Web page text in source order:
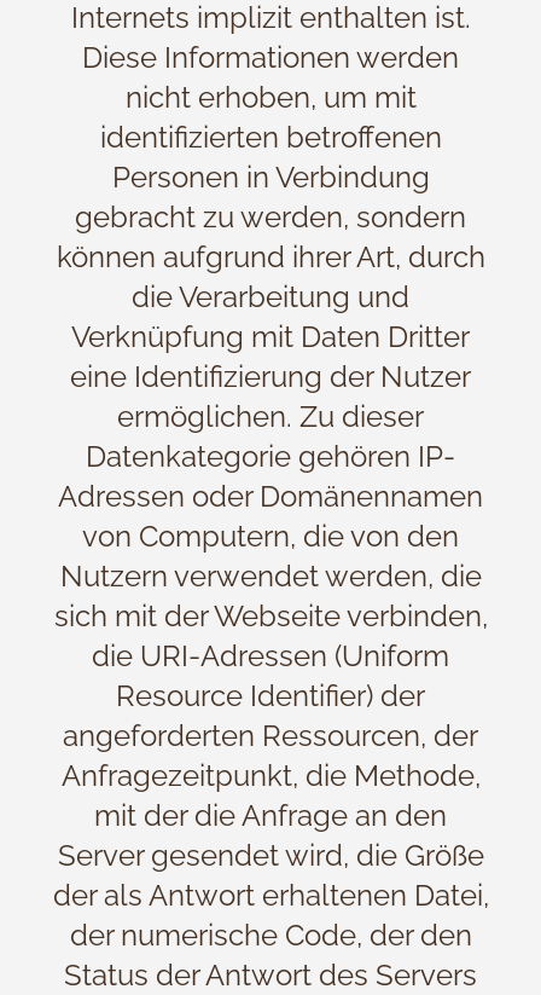
Internets implizit enthalten ist.
Diese Informationen werden
nicht erhoben, um mit
identifizierten betroffenen
Personen in Verbindung
gebracht zu werden, sondern
können aufgrund ihrer Art, durch
die Verarbeitung und
Verknüpfung mit Daten Dritter
eine Identifizierung der Nutzer
ermöglichen. Zu dieser
Datenkategorie gehören IP-
Adressen oder Domänennamen
von Computern, die von den
Nutzern verwendet werden, die
sich mit der Webseite verbinden,
die URI-Adressen (Uniform
Resource Identifier) der
angeforderten Ressourcen, der
Anfragezeitpunkt, die Methode,
mit der die Anfrage an den
Server gesendet wird, die Größe
der als Antwort erhaltenen Datei,
der numerische Code, der den
Status der Antwort des Servers